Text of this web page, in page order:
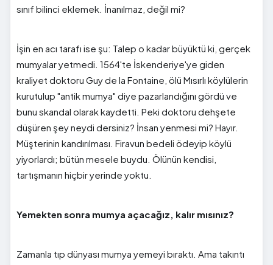
sınıf bilinci eklemek. İnanılmaz, değil mi?
İşin en acı tarafı ise şu: Talep o kadar büyüktü ki, gerçek
mumyalar yetmedi. 1564'te İskenderiye'ye giden
kraliyet doktoru Guy de la Fontaine, ölü Mısırlı köylülerin
kurutulup "antik mumya" diye pazarlandığını gördü ve
bunu skandal olarak kaydetti. Peki doktoru dehşete
düşüren şey neydi dersiniz? İnsan yenmesi mi? Hayır.
Müşterinin kandırılması. Firavun bedeli ödeyip köylü
yiyorlardı; bütün mesele buydu. Ölünün kendisi,
tartışmanın hiçbir yerinde yoktu.
Yemekten sonra mumya açacağız, kalır mısınız?
Zamanla tıp dünyası mumya yemeyi bıraktı. Ama takıntı